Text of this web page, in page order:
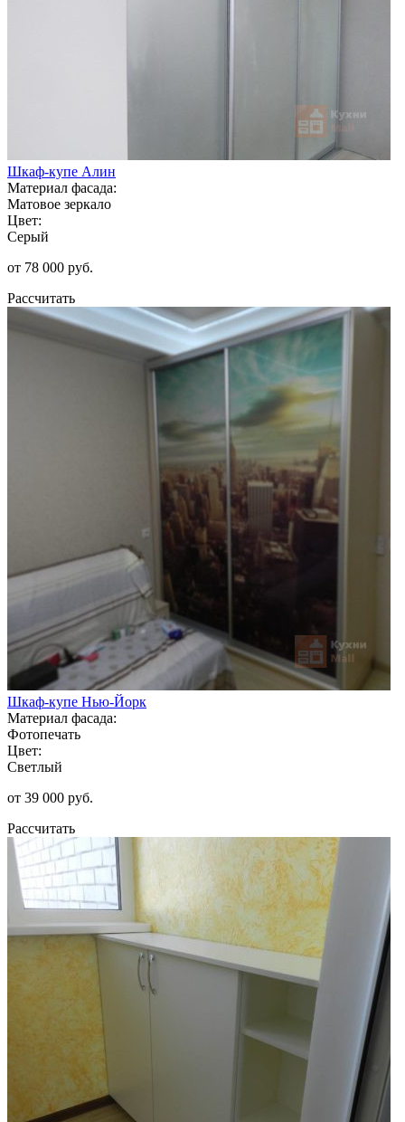
Шкаф-купе Алин
Материал фасада:
Матовое зеркало
Цвет:
Серый
от 78 000 руб.
Рассчитать
Шкаф-купе Нью-Йорк
Материал фасада:
Фотопечать
Цвет:
Светлый
от 39 000 руб.
Рассчитать